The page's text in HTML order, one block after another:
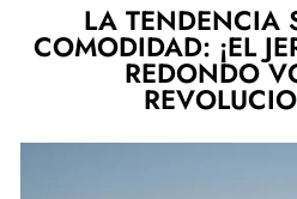
LA TENDENCIA
COMODIDAD: ¡EL
REDONDO